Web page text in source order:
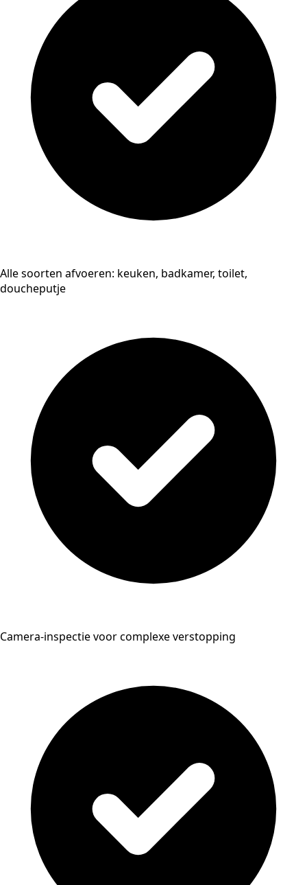
Alle soorten afvoeren: keuken, badkamer, toilet,
doucheputje
Camera-inspectie voor complexe verstopping